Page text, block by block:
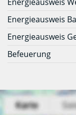
Energieausweis
Energieausweis
Befeuerung